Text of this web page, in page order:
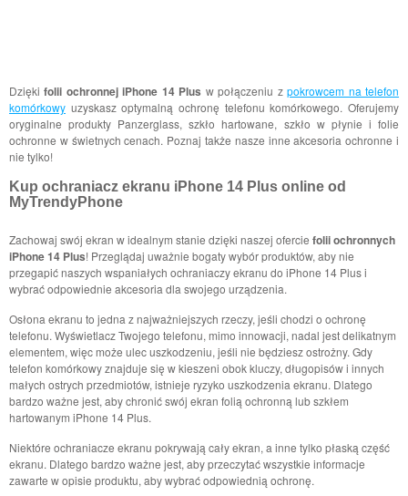
Dziękifolii ochronnej iPhone 14 Plus w połączeniu zpokrowcem na telefon
komórkowy uzyskasz optymalną ochronę telefonu komórkowego. Oferujemy
oryginalne produkty Panzerglass, szkło hartowane, szkło w płynie i folie
ochronne w świetnych cenach. Poznaj także nasze inne akcesoria ochronne i
nie tylko!
Kup ochraniacz ekranu iPhone 14 Plus online od
MyTrendyPhone
Zachowaj swój ekran w idealnym stanie dzięki naszej ofercie folii ochronnych
iPhone 14 Plus! Przeglądaj uważnie bogaty wybór produktów, aby nie
przegapić naszych wspaniałych ochraniaczy ekranu do iPhone 14 Plus i
wybrać odpowiednie akcesoria dla swojego urządzenia.
Osłona ekranu to jedna z najważniejszych rzeczy, jeśli chodzi o ochronę
telefonu. Wyświetlacz Twojego telefonu, mimo innowacji, nadal jest delikatnym
elementem, więc może ulec uszkodzeniu, jeśli nie będziesz ostrożny. Gdy
telefon komórkowy znajduje się w kieszeni obok kluczy, długopisów i innych
małych ostrych przedmiotów, istnieje ryzyko uszkodzenia ekranu. Dlatego
bardzo ważne jest, aby chronić swój ekran folią ochronną lub szkłem
hartowanym iPhone 14 Plus.
Niektóre ochraniacze ekranu pokrywają cały ekran, a inne tylko płaską część
ekranu. Dlatego bardzo ważne jest, aby przeczytać wszystkie informacje
zawarte w opisie produktu, aby wybrać odpowiednią ochronę.